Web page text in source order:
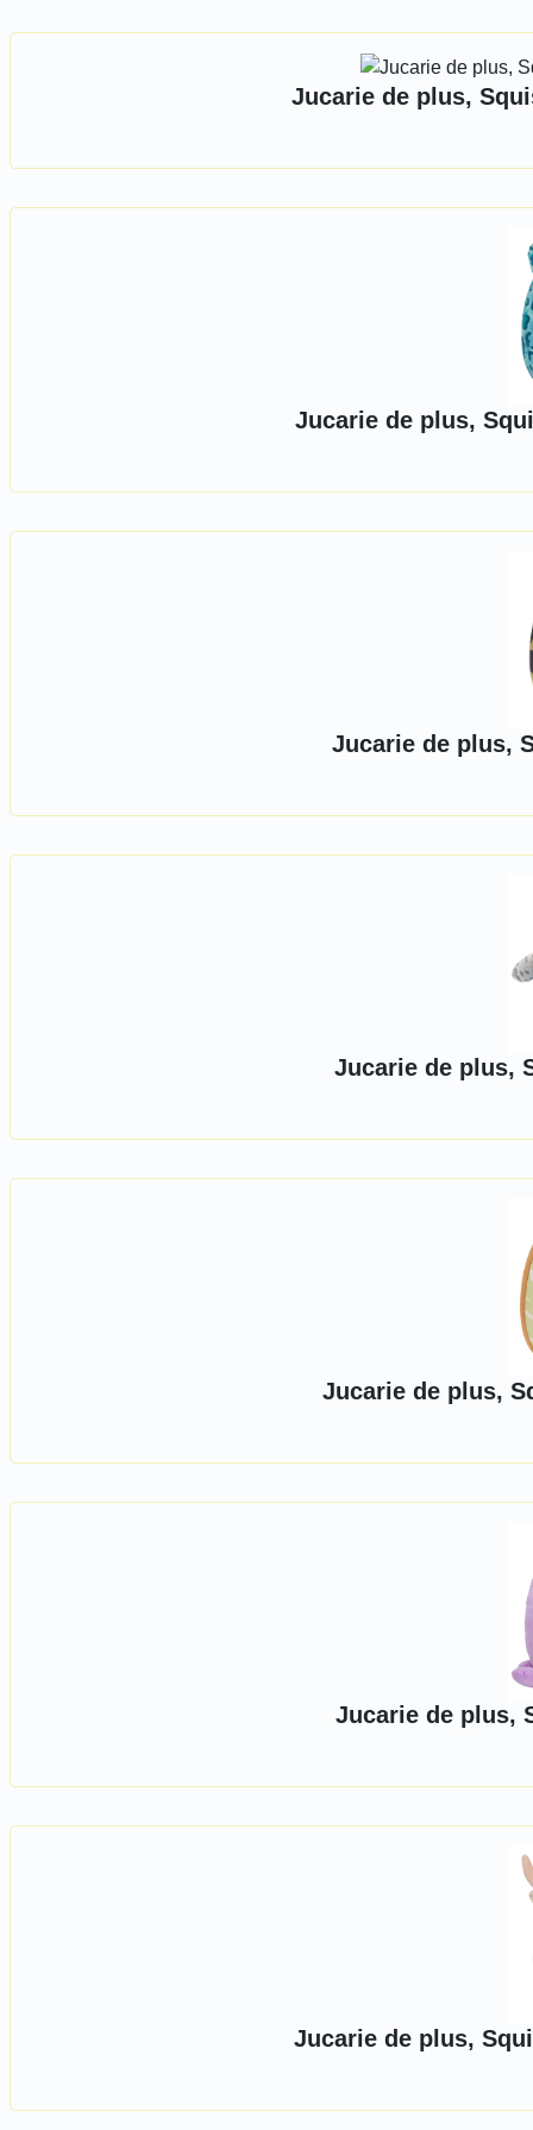
Jucarie de plus,
Jucarie de plus,
Jucarie de plus,
Jucarie de plus,
Jucarie de plus,
Jucarie de plus,
Jucarie de plus,